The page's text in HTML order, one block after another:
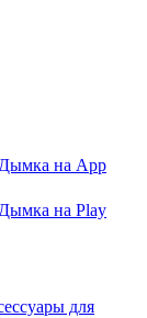
для